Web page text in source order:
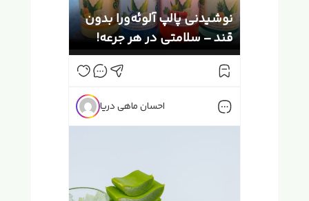
نوشیدنی پالپ آلوئه‌ورا بدون
قند – سلامتی در هر جرعه!
احسان ماهی دریا